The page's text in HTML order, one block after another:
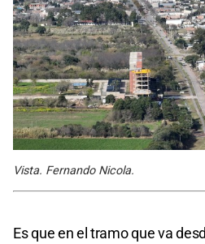
Vista. Fernando Nicola.
Es que en el tramo que va